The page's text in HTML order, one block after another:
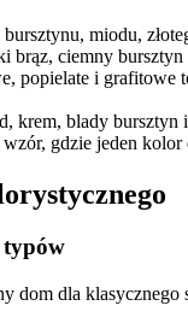
miodu,
brąz, ciemny
popielate i grafitowe
krem, blady bursztyn
gdzie jeden
typów
dom dla